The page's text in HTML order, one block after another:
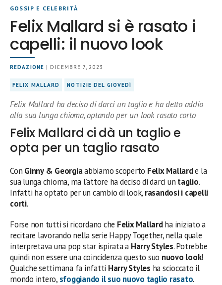
GOSSIP E CELEBRITÀ
Felix Mallard si è rasato i
capelli: il nuovo look
REDAZIONE | DICEMBRE 7, 2023
FELIX MALLARD NOTIZIE DEL GIOVEDÌ
Felix Mallard ha deciso di darci un taglio e ha detto addio
alla sua lunga chioma, optando per un look rasato corto
Felix Mallard ci dà un taglio e
opta per un taglio rasato
Con Ginny & Georgiaabbiamo scoperto Felix Mallarde la
sua lunga chioma, ma l’attore ha deciso di darci un taglio.
Infatti ha optato per un cambio di look, rasandosi i capelli
corti.
Forse non tutti si ricordano che Felix Mallardha iniziato a
recitare lavorando nella serie Happy Together, nella quale
interpretava una pop star ispirata a Harry Styles. Potrebbe
quindi non essere una coincidenza questo suo nuovo look!
Qualche settimana fa infatti Harry Styles ha scioccato il
mondo intero, sfoggiando il suo nuovo taglio rasato.